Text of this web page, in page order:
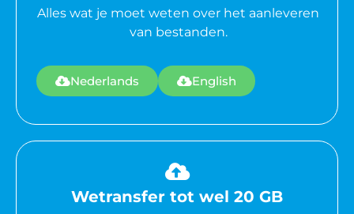
Alles wat je moet weten over het aanleveren
van bestanden.
Nederlands English
Wetransfer tot wel 20 GB